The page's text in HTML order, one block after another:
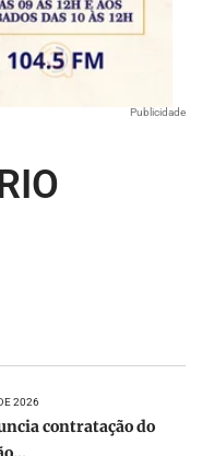
Publicidade
2026
contratação do